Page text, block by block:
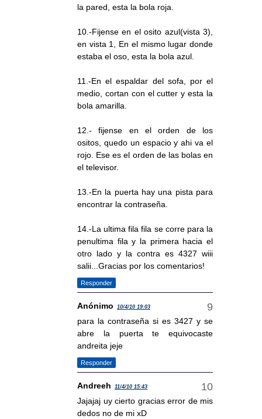
la pared, esta la bola roja.
10.-Fijense en el osito azul(vista 3),
en vista 1, En el mismo lugar donde
estaba el oso, esta la bola azul.
11.-En el espaldar del sofa, por el
medio, cortan con el cutter y esta la
bola amarilla.
12.- fijense en el orden de los
ositos, quedo un espacio y ahi va el
rojo. Ese es el orden de las bolas en
el televisor.
13.-En la puerta hay una pista para
encontrar la contraseña.
14.-La ultima fila fila se corre para la
penultima fila y la primera hacia el
otro lado y la contra es 4327 wiii
salii...Gracias por los comentarios!
Responder
Anónimo 10/4/10 19:03
para la contraseña si es 3427 y se
abre la puerta te equivocaste
andreita jeje
Responder
Andreeh 11/4/10 15:43
Jajajaj uy cierto gracias error de mis
dedos no de mi xD